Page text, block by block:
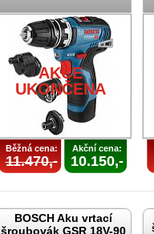
AKCE
UKONČENA
Běžná cena:
11.470,-
Akční cena:
10.150,-
BOSCH Aku vrtací
šroubovák GSR 18V-90